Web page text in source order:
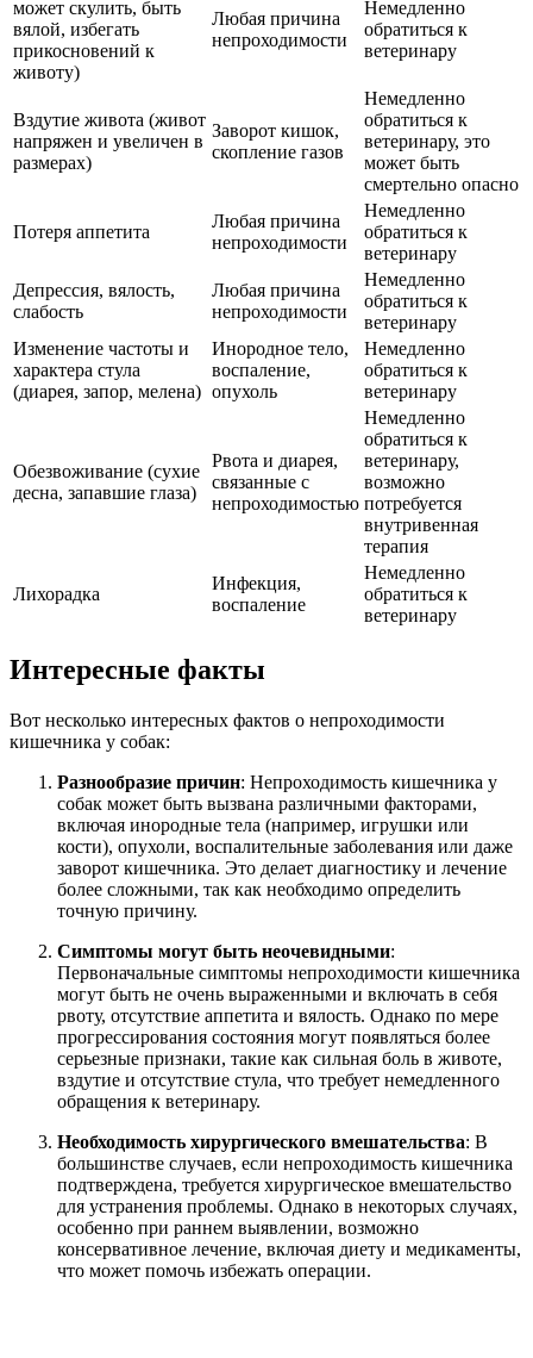
может скулить, быть
вялой, избегать
прикосновений к
животу)
Любая причина
непроходимости
Немедленно
обратиться к
ветеринару
Вздутие живота (живот
напряжен и увеличен в
размерах)
Заворот кишок,
скопление газов
Немедленно
обратиться к
ветеринару, это
может быть
смертельно опасно
Потеря аппетита
Любая причина
непроходимости
Немедленно
обратиться к
ветеринару
Депрессия, вялость,
слабость
Любая причина
непроходимости
Немедленно
обратиться к
ветеринару
Изменение частоты и
характера стула
(диарея, запор, мелена)
Инородное тело,
воспаление,
опухоль
Немедленно
обратиться к
ветеринару
Обезвоживание (сухие
десна, запавшие глаза)
Рвота и диарея,
связанные с
непроходимостью
Немедленно
обратиться к
ветеринару,
возможно
потребуется
внутривенная
терапия
Лихорадка
Инфекция,
воспаление
Немедленно
обратиться к
ветеринару
Интересные факты
Вот несколько интересных фактов о непроходимости
кишечника у собак:
Разнообразие причин: Непроходимость кишечника у
собак может быть вызвана различными факторами,
включая инородные тела (например, игрушки или
кости), опухоли, воспалительные заболевания или даже
заворот кишечника. Это делает диагностику и лечение
более сложными, так как необходимо определить
точную причину.
Симптомы могут быть неочевидными:
Первоначальные симптомы непроходимости кишечника
могут быть не очень выраженными и включать в себя
рвоту, отсутствие аппетита и вялость. Однако по мере
прогрессирования состояния могут появляться более
серьезные признаки, такие как сильная боль в животе,
вздутие и отсутствие стула, что требует немедленного
обращения к ветеринару.
Необходимость хирургического вмешательства: В
большинстве случаев, если непроходимость кишечника
подтверждена, требуется хирургическое вмешательство
для устранения проблемы. Однако в некоторых случаях,
особенно при раннем выявлении, возможно
консервативное лечение, включая диету и медикаменты,
что может помочь избежать операции.